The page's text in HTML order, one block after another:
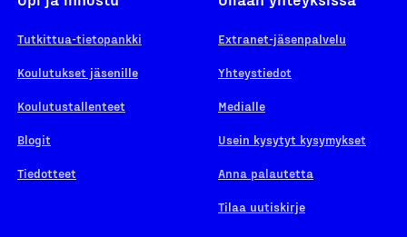
Tutkittua-tietopankki
Koulutukset jäsenille
Koulutustallenteet
Blogit
Tiedotteet
Extranet-jäsenpalvelu
Yhteystiedot
Medialle
Usein kysytyt kysymykset
Anna palautetta
Tilaa uutiskirje